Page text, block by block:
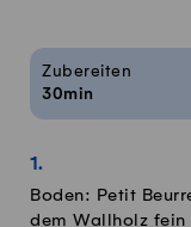
Rezeptinfos
Zubereiten
30min
Boden: Petit
dem Wallholz fein